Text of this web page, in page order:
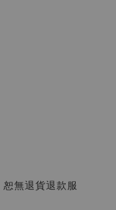
無退貨退款服